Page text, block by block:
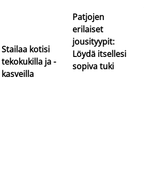
Stailaa kotisi
tekokukilla ja -
kasveilla
Patjojen
erilaiset
jousityypit:
Löydä itsellesi
sopiva tuki